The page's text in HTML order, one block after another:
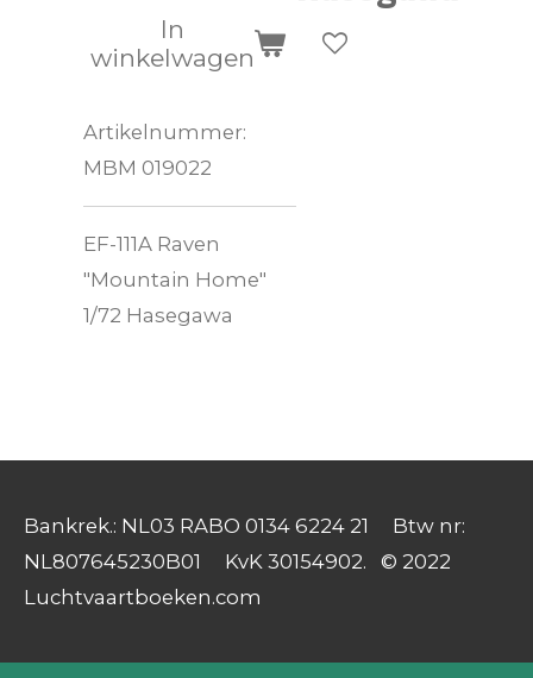
In
winkelwagen
Artikelnummer:
MBM 019022
EF-111A Raven
"Mountain Home"
1/72 Hasegawa
Bankrek.: NL03 RABO 0134 6224 21 Btw nr:
NL807645230B01 KvK 30154902. © 2022
Luchtvaartboeken.com